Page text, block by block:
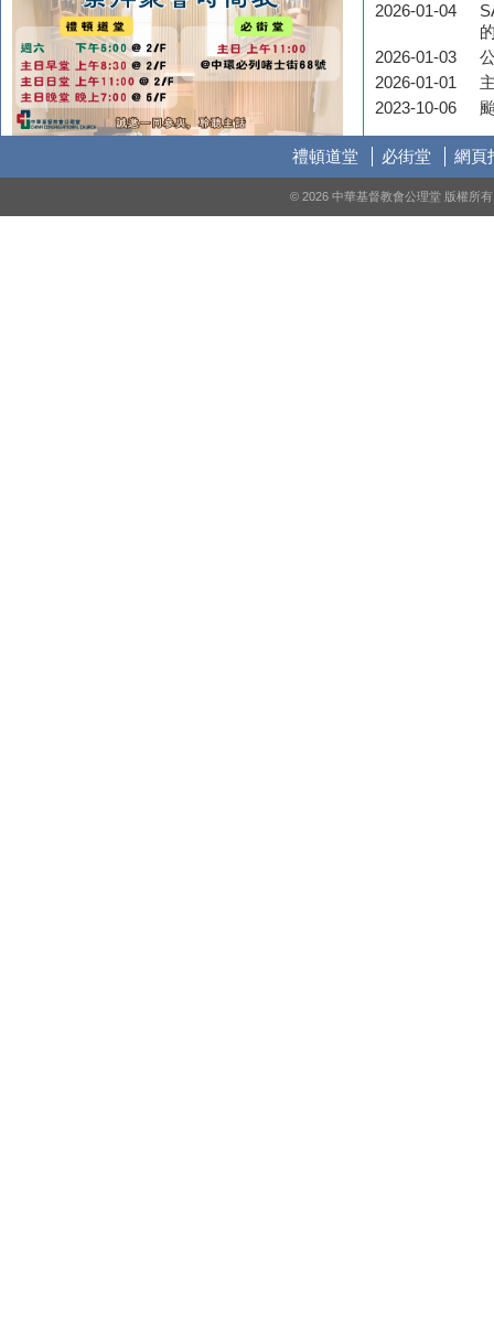
2026-01-04
2026-01-03
2026-01-01
2023-10-06
禮頓道堂 必街堂 網頁
© 2026 中華基督教會公理堂 版權所